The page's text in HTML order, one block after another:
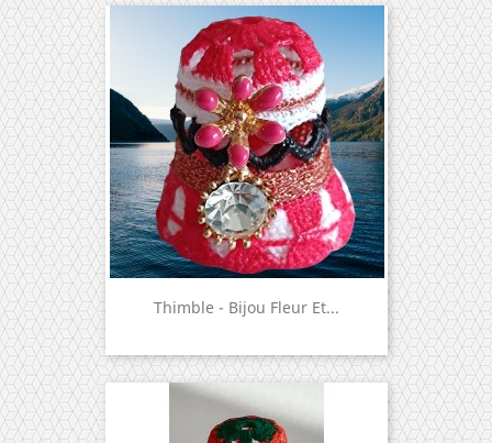
Thimble - Bijou Fleur Et...